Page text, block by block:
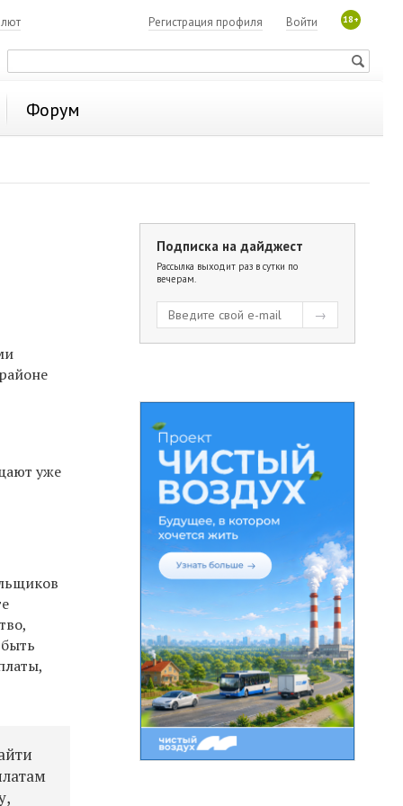
18+
Войти
Регистрация профиля
Форум
уже
Подписка на дайджест
Рассылка выходит раз в сутки по
вечерам.